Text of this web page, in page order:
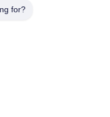
둥 P.R.중국
for?